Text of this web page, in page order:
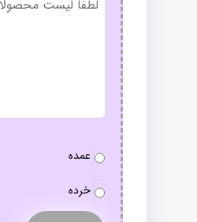
عنوان
نوع
عمده
خرده